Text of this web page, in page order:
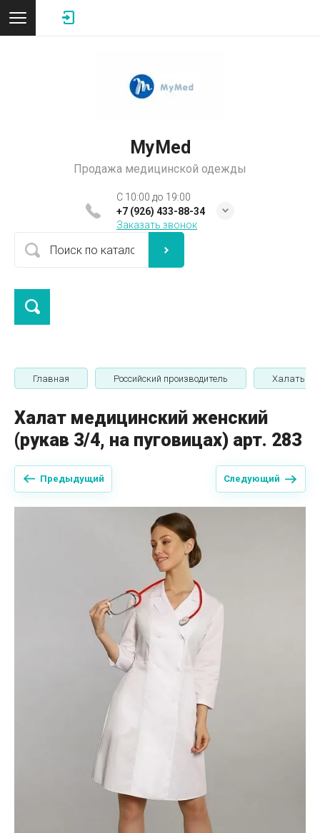
MyMed
Продажа медицинской одежды
C 10:00 до 19:00
+7 (926) 433-88-34
Заказать звонок
Главная Российский производитель Халаты
Халат медицинский женский
(рукав 3/4, на пуговицах) арт. 283
Предыдущий Следующий